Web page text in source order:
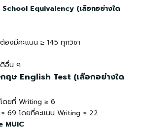
Equivalency (เลือกอย่างใด
องมีคะแนน ≥ 145 ทุกวิชา
อื่น ๆ
ฤษ English Test (เลือกอย่างใด
ดยที่ Writing ≥ 6
69 โดยที่คะแนน Writing ≥ 22
MUIC